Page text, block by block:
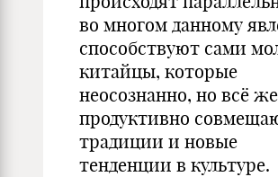
во многом данному
способствуют сами
китайцы, которые
неосознанно, но всё же
продуктивно
традиции и новые
тенденции в культуре.